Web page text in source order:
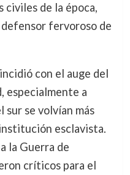
civiles de la época,
fervoroso de
con el auge del
especialmente a
sur se volvían más
esclavista.
la Guerra de
críticos para el